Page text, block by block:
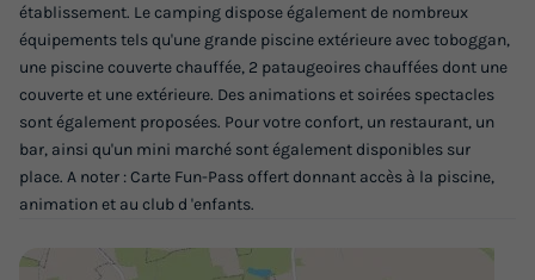
8 3 1
Réfrigérateur
MOBILHOME 8 personnes - Essentiel 3ch 8p Signature
Modifier les dates
établissement. Le camping dispose également de nombreux
équipements tels qu'une grande piscine extérieure avec toboggan,
une piscine couverte chauffée, 2 pataugeoires chauffées dont une
couverte et une extérieure. Des animations et soirées spectacles
sont également proposées. Pour votre confort, un restaurant, un
bar, ainsi qu'un mini marché sont également disponibles sur
place. A noter : Carte Fun-Pass offert donnant accès à la piscine,
animation et au club d 'enfants.